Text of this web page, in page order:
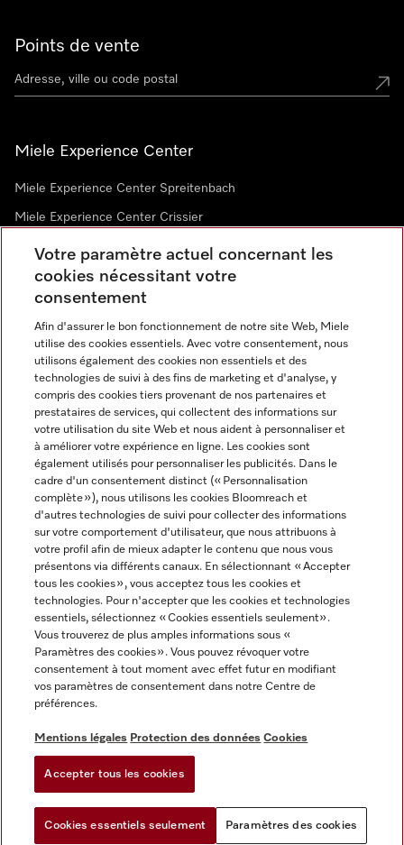
Points de vente
Miele Experience Center
Miele Experience Center Spreitenbach
Miele Experience Center Crissier
Newsletter
Langue
FRANÇAIS
Mentions légales
CGV
Protection des données
Paramètres des cookies
Miele sur Youtube
Votre paramètre actuel concernant les
cookies nécessitant votre
consentement
Afin d'assurer le bon fonctionnement de notre site Web, Miele
utilise des cookies essentiels. Avec votre consentement, nous
utilisons également des cookies non essentiels et des
technologies de suivi à des fins de marketing et d'analyse, y
compris des cookies tiers provenant de nos partenaires et
prestataires de services, qui collectent des informations sur
votre utilisation du site Web et nous aident à personnaliser et
à améliorer votre expérience en ligne. Les cookies sont
également utilisés pour personnaliser les publicités. Dans le
cadre d'un consentement distinct (« Personnalisation
complète »), nous utilisons les cookies Bloomreach et
d'autres technologies de suivi pour collecter des informations
sur votre comportement d'utilisateur, que nous attribuons à
votre profil afin de mieux adapter le contenu que nous vous
présentons via différents canaux. En sélectionnant « Accepter
tous les cookies », vous acceptez tous les cookies et
technologies. Pour n'accepter que les cookies et technologies
essentiels, sélectionnez « Cookies essentiels seulement».
Vous trouverez de plus amples informations sous «
Paramètres des cookies ». Vous pouvez révoquer votre
consentement à tout moment avec effet futur en modifiant
vos paramètres de consentement dans notre Centre de
préférences.
Mentions légales Protection des données Cookies
Accepter tous les cookies
Cookies essentiels seulement Paramètres des cookies